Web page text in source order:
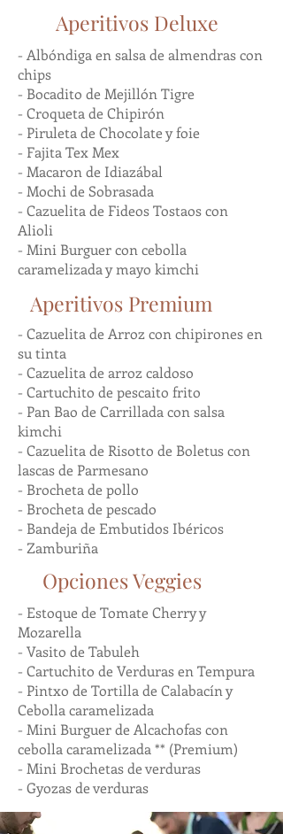
Aperitivos Deluxe
- Albóndiga en salsa de almendras con
chips
- Bocadito de Mejillón Tigre
- Croqueta de Chipirón
- Piruleta de Chocolate y foie
- Fajita Tex Mex
- Macaron de Idiazábal
- Mochi de Sobrasada
- Cazuelita de Fideos Tostaos con
Alioli
- Mini Burguer con cebolla
caramelizada y mayo kimchi
Aperitivos Premium
- Cazuelita de Arroz con chipirones en
su tinta
- Cazuelita de arroz caldoso
- Cartuchito de pescaito frito
- Pan Bao de Carrillada con salsa
kimchi
- Cazuelita de Risotto de Boletus con
lascas de Parmesano
- Brocheta de pollo
- Brocheta de pescado
- Bandeja de Embutidos Ibéricos
- Zamburiña
Opciones Veggies
- Estoque de Tomate Cherry y
Mozarella
- Vasito de Tabuleh
- Cartuchito de Verduras en Tempura
- Pintxo de Tortilla de Calabacín y
Cebolla caramelizada
- Mini Burguer de Alcachofas con
cebolla caramelizada ** (Premium)
- Mini Brochetas de verduras
- Gyozas de verduras